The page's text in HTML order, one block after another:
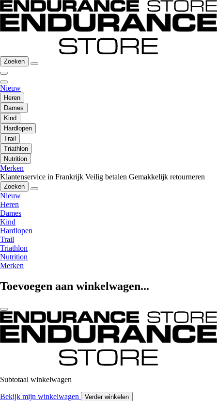
Zoeken
Nieuw
Heren
Dames
Kind
Hardlopen
Trail
Triathlon
Nutrition
Merken
Klantenservice in Frankrijk Veilig betalen Gemakkelijk retourneren
Zoeken
Nieuw
Heren
Dames
Kind
Hardlopen
Trail
Triathlon
Nutrition
Merken
Toevoegen aan winkelwagen...
Subtotaal winkelwagen
Bekijk mijn winkelwagen Verder winkelen